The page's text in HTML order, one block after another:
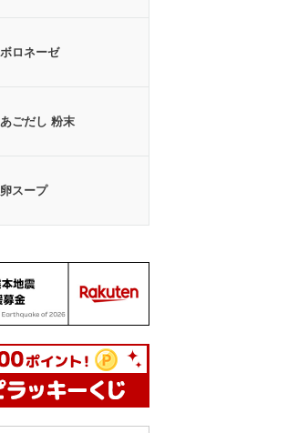
ボロネーゼ
あごだし 粉末
卵スープ